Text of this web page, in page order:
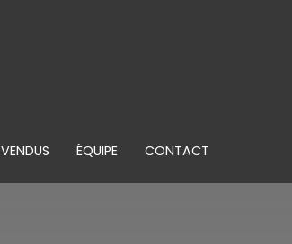
VENDUS ÉQUIPE CONTACT